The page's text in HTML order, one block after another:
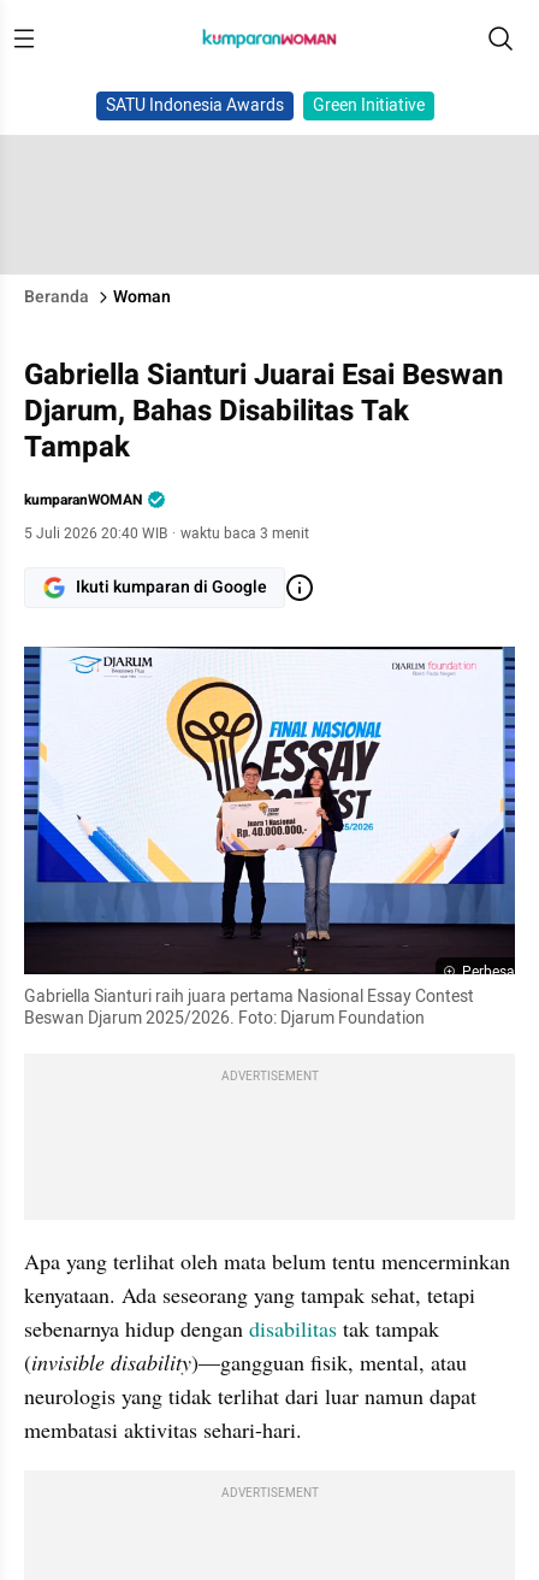
SATU Indonesia Awards Green Initiative
Beranda Woman
Gabriella Sianturi Juarai Esai Beswan
Djarum, Bahas Disabilitas Tak
Tampak
kumparanWOMAN
5 Juli 2026 20:40 WIB · waktu baca 3 menit
Ikuti kumparan di Google
Perbesar
Gabriella Sianturi raih juara pertama Nasional Essay Contest
Beswan Djarum 2025/2026. Foto: Djarum Foundation
ADVERTISEMENT
Apa yang terlihat oleh mata belum tentu mencerminkan
kenyataan. Ada seseorang yang tampak sehat, tetapi
sebenarnya hidup dengan disabilitas tak tampak
(invisible disability)—gangguan fisik, mental, atau
neurologis yang tidak terlihat dari luar namun dapat
membatasi aktivitas sehari-hari.
ADVERTISEMENT